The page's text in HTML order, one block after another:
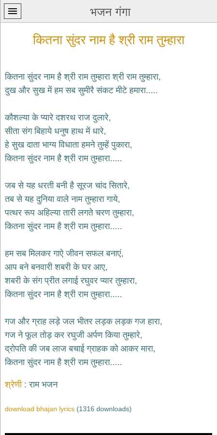
भजन गंगा
प्रथम
कृष्ण
भजन
krishna
bhajans
भजन
bhajans
हनुमान
भजन
साईं
भजन
sai
bhajans
जैन
jain
bhajans
दुर्गा
भजन
durga
bhajans
गणेश
bhajans
कितना सुंदर नाम है श्री राम तुम्हारा
कितना सुंदर नाम है श्री राम तुम्हारा श्री राम तुम्हारा,
दुख और सुख में हम सब सुमीरै संकट मीटे हमारा.....
कौशल्या के प्यारे दशरथ राज दुलारे,
सीता संग बिहाये धनुष हाथ में धारे,
हे सुख दाता भाग्य विधाता हमने तुम्हें पुकारा,
कितना सुंदर नाम है श्री राम तुम्हारा.....
जब से यह धरती बनी है सूरज चांद सितारे,
तब से यह दुनिया वाले नाम तुम्हारा गाये,
पत्थर रूप अहिल्या तारी लगते चरण तुम्हारा,
कितना सुंदर नाम है श्री राम तुम्हारा.....
हम सब मिलकर गाऐ जीवन सफल बनाएं,
आप बने बनवारी शबरी के घर आए,
शबरी के संग प्रीत लगाई रघुवर प्यार तुम्हारा,
कितना सुंदर नाम है श्री राम तुम्हारा.....
गज और ग्राह लड़े जल भीतर लड़क लड़क गज हारा,
गज ने फूल तोड़ कर रघुजी अर्पण किया तुम्हारे,
द्रोपति की जब लाज बचाई ग्राहक को आकर मारा,
कितना सुंदर नाम है श्री राम तुम्हारा.....
श्रेणी राम भजन
download bhajan lyrics (1316 downloads)